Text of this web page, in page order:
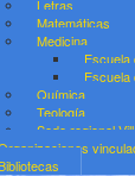
Letras
Matemáticas
Medicina
Escuela
Escuela
Química
Teología
Sede regional